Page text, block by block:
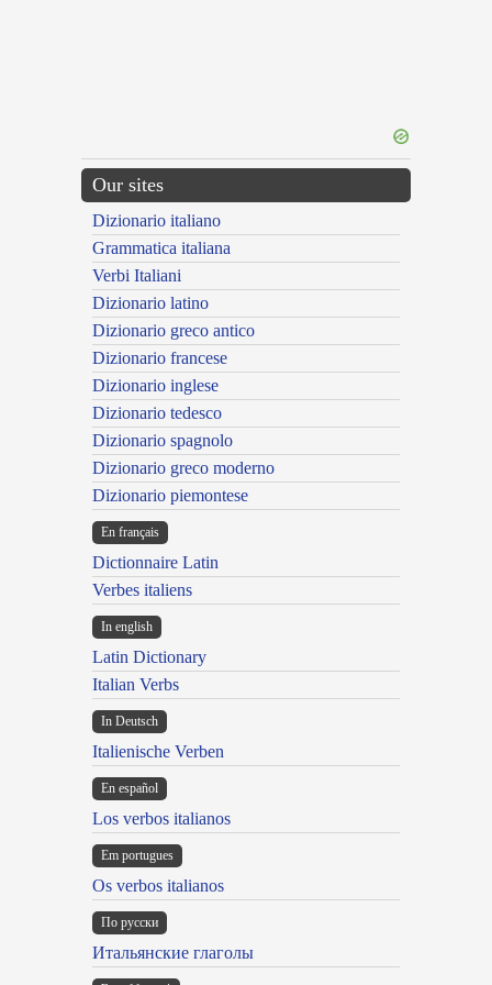
Our sites
Dizionario italiano
Grammatica italiana
Verbi Italiani
Dizionario latino
Dizionario greco antico
Dizionario francese
Dizionario inglese
Dizionario tedesco
Dizionario spagnolo
Dizionario greco moderno
Dizionario piemontese
En français
Dictionnaire Latin
Verbes italiens
In english
Latin Dictionary
Italian Verbs
In Deutsch
Italienische Verben
En español
Los verbos italianos
Em portugues
Os verbos italianos
По русски
Итальянские глаголы